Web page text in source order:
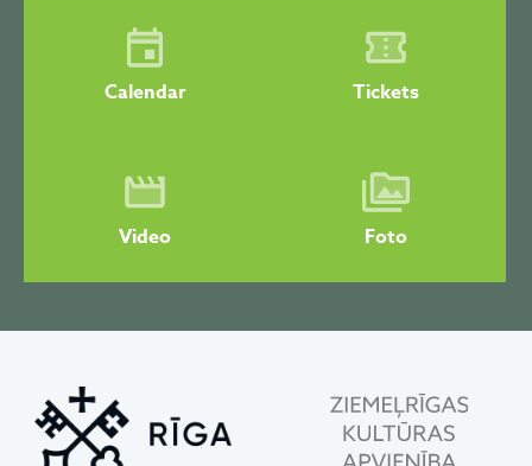
Calendar Tickets
Video Foto